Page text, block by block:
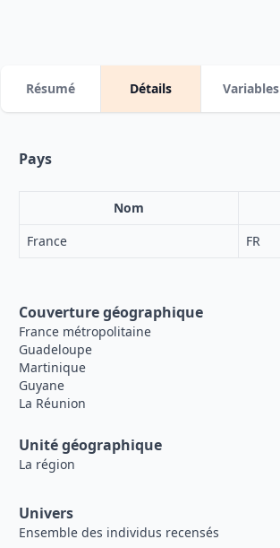
Résumé Détails Variables
Pays
Nom
France
FR
Couverture géographique
France métropolitaine
Guadeloupe
Martinique
Guyane
La Réunion
Unité géographique
La région
Univers
Ensemble des individus recensés